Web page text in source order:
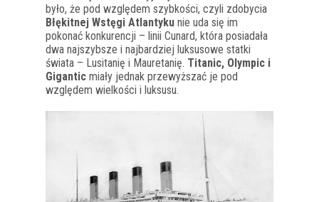
było, że pod względem szybkości, czyli zdobycia
Błękitnej Wstęgi Atlantyku nie uda się im
pokonać konkurencji – linii Cunard, która posiadała
dwa najszybsze i najbardziej luksusowe statki
świata – Lusitanię i Mauretanię. Titanic, Olympic i
Gigantic miały jednak przewyższać je pod
względem wielkości i luksusu.